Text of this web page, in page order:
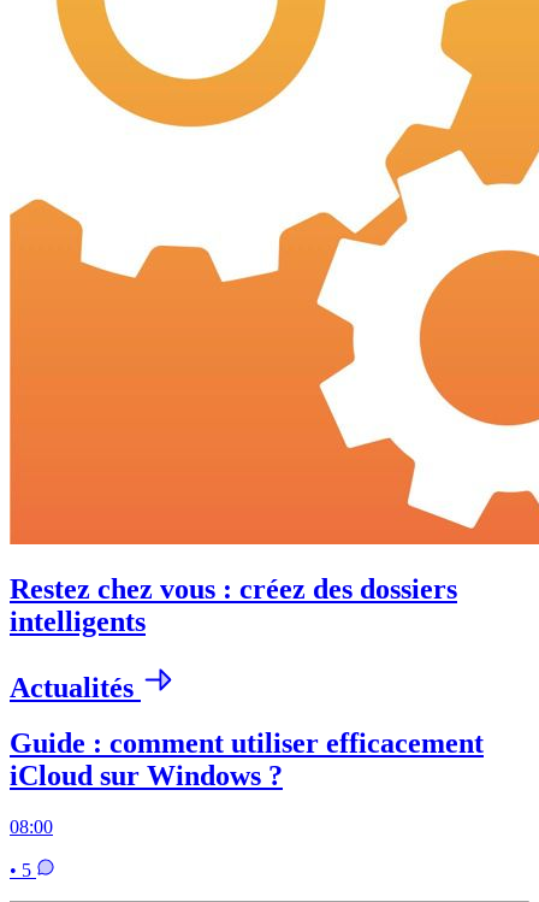
Restez chez vous : créez des dossiers
intelligents
Actualités
Guide : comment utiliser efficacement
iCloud sur Windows ?
08:00
• 5